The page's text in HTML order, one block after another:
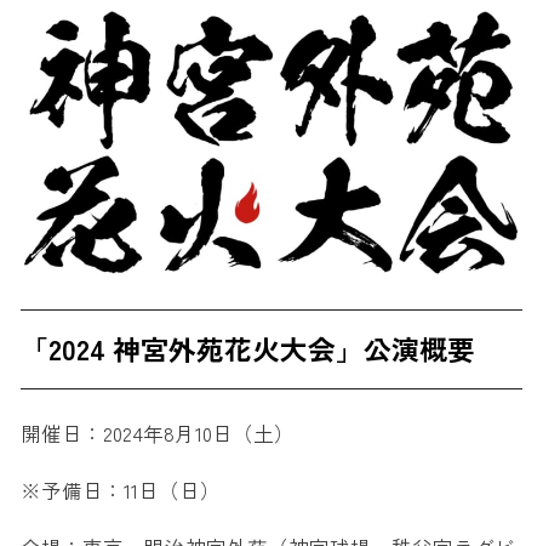
「2024 神宮外苑花火大会」公演概要
開催日：2024年8月10日（土）
※予備日：11日（日）